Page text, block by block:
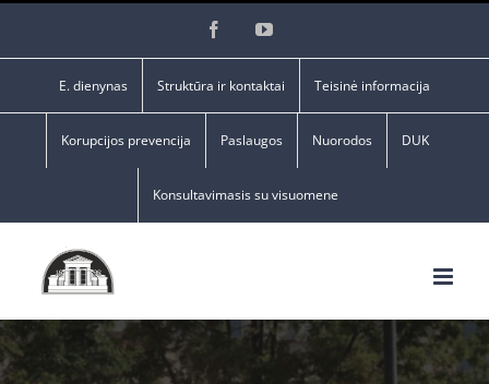
FacebookYouTube
E. dienynas Struktūra ir kontaktai Teisinė informacija
Korupcijos prevencija Paslaugos Nuorodos DUK
Konsultavimasis su visuomene